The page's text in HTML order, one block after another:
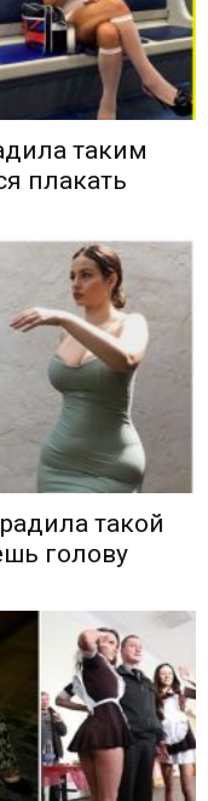
таким
плакать
такой
голову